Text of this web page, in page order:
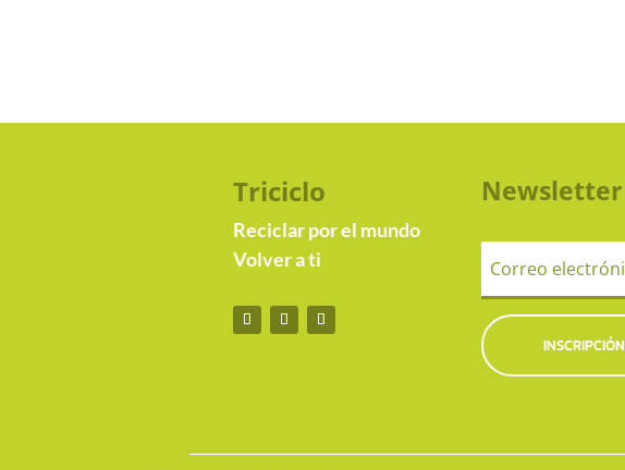
Triciclo
Reciclar por el mundo
Volver a ti
Newsletter
INSCRIPCIÓN